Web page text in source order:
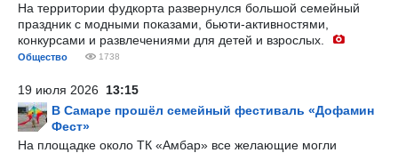
На территории фудкорта развернулся большой семейный
праздник с модными показами, бьюти-активностями,
конкурсами и развлечениями для детей и взрослых.
Общество 1738
19 июля 2026 13:15
В Самаре прошёл семейный фестиваль «Дофамин
Фест»
На площадке около ТК «Амбар» все желающие могли